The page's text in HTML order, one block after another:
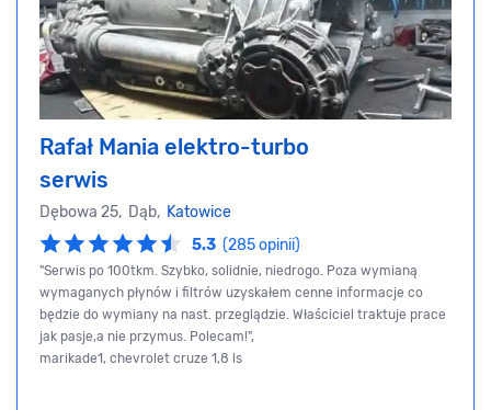
Rafał Mania elektro-turbo
serwis
Dębowa 25, Dąb, Katowice
5.3 (285 opinii)
"Serwis po 100tkm. Szybko, solidnie, niedrogo. Poza wymianą
wymaganych płynów i filtrów uzyskałem cenne informacje co
będzie do wymiany na nast. przeglądzie. Właściciel traktuje prace
jak pasje,a nie przymus. Polecam!",
marikade1, chevrolet cruze 1,8 ls